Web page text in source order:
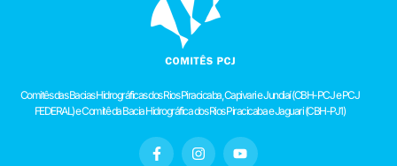
Comitês das Bacias Hidrográficas dos Rios Piracicaba, Capivari e Jundiaí (CBH-PCJ e PCJ
FEDERAL) e Comitê da Bacia Hidrográfica dos Rios Piracicaba e Jaguari (CBH-PJ1)